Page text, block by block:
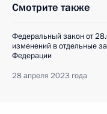
Смотрите также
Федеральный закон от
изменений в отдельные
Федерации
28 апреля 2023 года